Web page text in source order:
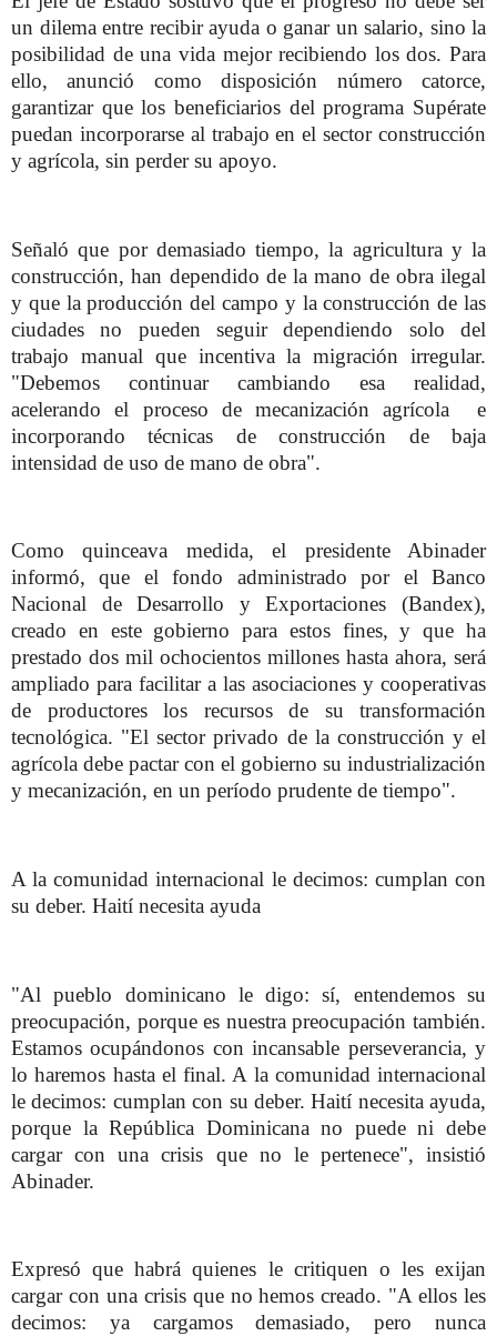
un dilema entre recibir ayuda o ganar un salario, sino la
posibilidad de una vida mejor recibiendo los dos. Para
ello, anunció como disposición número catorce,
garantizar que los beneficiarios del programa Supérate
puedan incorporarse al trabajo en el sector construcción
y agrícola, sin perder su apoyo.
Señaló que por demasiado tiempo, la agricultura y la
construcción, han dependido de la mano de obra ilegal
y que la producción del campo y la construcción de las
ciudades no pueden seguir dependiendo solo del
trabajo manual que incentiva la migración irregular.
"Debemos continuar cambiando esa realidad,
acelerando el proceso de mecanización agrícola e
incorporando técnicas de construcción de baja
intensidad de uso de mano de obra".
Como quinceava medida, el presidente Abinader
informó, que el fondo administrado por el Banco
Nacional de Desarrollo y Exportaciones (Bandex),
creado en este gobierno para estos fines, y que ha
prestado dos mil ochocientos millones hasta ahora, será
ampliado para facilitar a las asociaciones y cooperativas
de productores los recursos de su transformación
tecnológica. "El sector privado de la construcción y el
agrícola debe pactar con el gobierno su industrialización
y mecanización, en un período prudente de tiempo".
A la comunidad internacional le decimos: cumplan con
su deber. Haití necesita ayuda
"Al pueblo dominicano le digo: sí, entendemos su
preocupación, porque es nuestra preocupación también.
Estamos ocupándonos con incansable perseverancia, y
lo haremos hasta el final. A la comunidad internacional
le decimos: cumplan con su deber. Haití necesita ayuda,
porque la República Dominicana no puede ni debe
cargar con una crisis que no le pertenece", insistió
Abinader.
Expresó que habrá quienes le critiquen o les exijan
cargar con una crisis que no hemos creado. "A ellos les
decimos: ya cargamos demasiado, pero nunca